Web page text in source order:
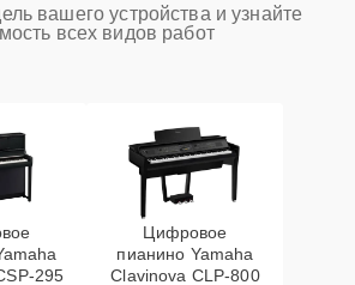
вашего устройства и узнайте
всех видов работ
295
Цифровое
пианино Yamaha
Clavinova CLP-800